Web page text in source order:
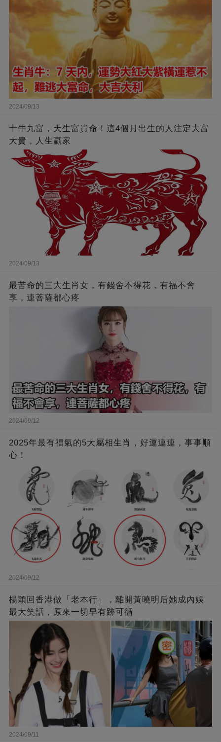
2024/09/13
十牛九富，天生富貴命！這4個月出生的人注定大富
大貴，人生贏家
2024/09/13
最苦命的三大生肖女，有錢舍不得花，有福不會
享，連菩薩都心疼
2024/09/12
2025年最有福氣的5大屬相生肖，好運連連，事事順
心！
2024/09/12
楊穎回香港做「老本行」，離開黃曉明后她成內娛
最大笑話，原來一切早有跡可循
2024/09/11